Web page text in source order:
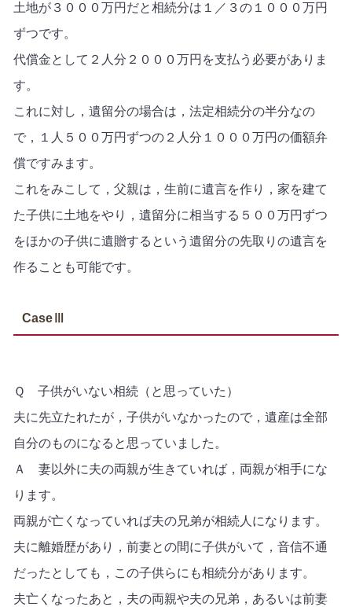
土地が３０００万円だと相続分は１／３の１０００万円
ずつです。
代償金として２人分２０００万円を支払う必要がありま
す。
これに対し，遺留分の場合は，法定相続分の半分なの
で，１人５００万円ずつの２人分１０００万円の価額弁
償ですみます。
これをみこして，父親は，生前に遺言を作り，家を建て
た子供に土地をやり，遺留分に相当する５００万円ずつ
をほかの子供に遺贈するという遺留分の先取りの遺言を
作ることも可能です。
CaseⅢ
Ｑ 子供がいない相続（と思っていた）
夫に先立たれたが，子供がいなかったので，遺産は全部
自分のものになると思っていました。
Ａ 妻以外に夫の両親が生きていれば，両親が相手にな
ります。
両親が亡くなっていれば夫の兄弟が相続人になります。
夫に離婚歴があり，前妻との間に子供がいて，音信不通
だったとしても，この子供らにも相続分があります。
夫亡くなったあと，夫の両親や夫の兄弟，あるいは前妻